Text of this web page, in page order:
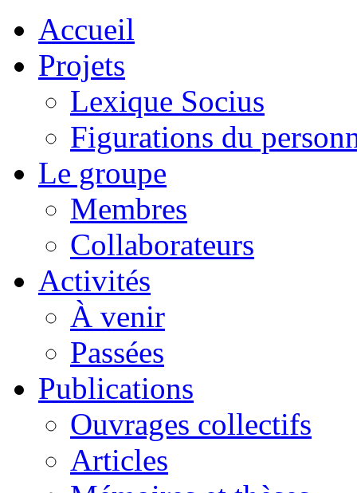
Accueil
Projets
Lexique Socius
Figurations du
Le groupe
Membres
Collaborateurs
Activités
À venir
Passées
Publications
Ouvrages collectifs
Articles